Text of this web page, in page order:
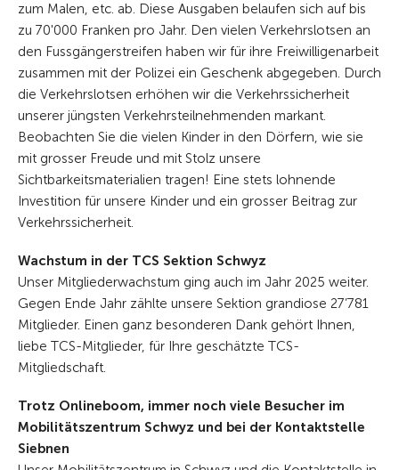
zum Malen, etc. ab. Diese Ausgaben belaufen sich auf bis
zu 70'000 Franken pro Jahr. Den vielen Verkehrslotsen an
den Fussgängerstreifen haben wir für ihre Freiwilligenarbeit
zusammen mit der Polizei ein Geschenk abgegeben. Durch
die Verkehrslotsen erhöhen wir die Verkehrssicherheit
unserer jüngsten Verkehrsteilnehmenden markant.
Beobachten Sie die vielen Kinder in den Dörfern, wie sie
mit grosser Freude und mit Stolz unsere
Sichtbarkeitsmaterialien tragen! Eine stets lohnende
Investition für unsere Kinder und ein grosser Beitrag zur
Verkehrssicherheit.
Wachstum in der TCS Sektion Schwyz
Unser Mitgliederwachstum ging auch im Jahr 2025 weiter.
Gegen Ende Jahr zählte unsere Sektion grandiose 27’781
Mitglieder. Einen ganz besonderen Dank gehört Ihnen,
liebe TCS-Mitglieder, für Ihre geschätzte TCS-
Mitgliedschaft.
Trotz Onlineboom, immer noch viele Besucher im
Mobilitätszentrum Schwyz und bei der Kontaktstelle
Siebnen